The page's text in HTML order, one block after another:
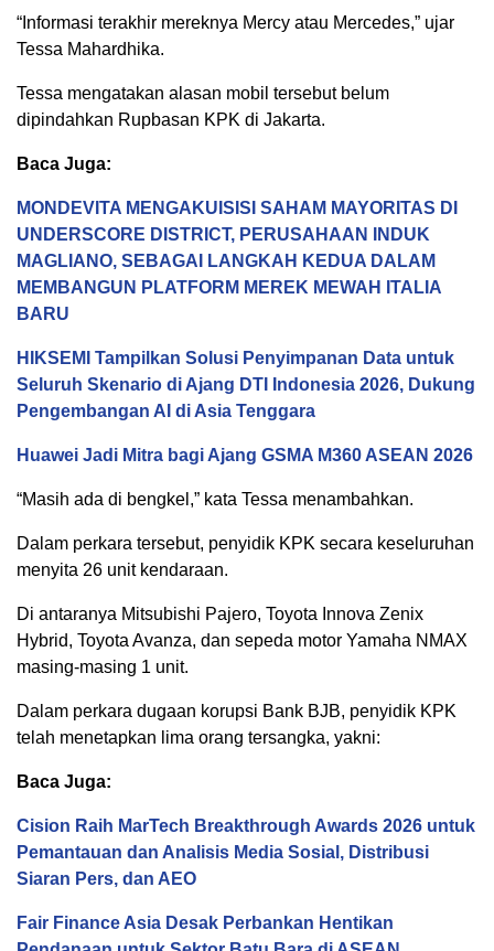
“Informasi terakhir mereknya Mercy atau Mercedes,” ujar
Tessa Mahardhika.
Tessa mengatakan alasan mobil tersebut belum
dipindahkan Rupbasan KPK di Jakarta.
Baca Juga:
MONDEVITA MENGAKUISISI SAHAM MAYORITAS DI
UNDERSCORE DISTRICT, PERUSAHAAN INDUK
MAGLIANO, SEBAGAI LANGKAH KEDUA DALAM
MEMBANGUN PLATFORM MEREK MEWAH ITALIA
BARU
HIKSEMI Tampilkan Solusi Penyimpanan Data untuk
Seluruh Skenario di Ajang DTI Indonesia 2026, Dukung
Pengembangan AI di Asia Tenggara
Huawei Jadi Mitra bagi Ajang GSMA M360 ASEAN 2026
“Masih ada di bengkel,” kata Tessa menambahkan.
Dalam perkara tersebut, penyidik KPK secara keseluruhan
menyita 26 unit kendaraan.
Di antaranya Mitsubishi Pajero, Toyota Innova Zenix
Hybrid, Toyota Avanza, dan sepeda motor Yamaha NMAX
masing-masing 1 unit.
Dalam perkara dugaan korupsi Bank BJB, penyidik KPK
telah menetapkan lima orang tersangka, yakni:
Baca Juga:
Cision Raih MarTech Breakthrough Awards 2026 untuk
Pemantauan dan Analisis Media Sosial, Distribusi
Siaran Pers, dan AEO
Fair Finance Asia Desak Perbankan Hentikan